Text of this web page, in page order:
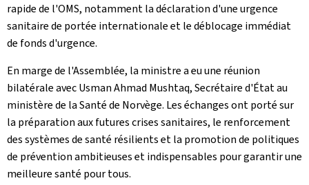
rapide de l'OMS, notamment la déclaration d'une urgence
sanitaire de portée internationale et le déblocage immédiat
de fonds d'urgence.
En marge de l'Assemblée, la ministre a eu une réunion
bilatérale avec Usman Ahmad Mushtaq, Secrétaire d'État au
ministère de la Santé de Norvège. Les échanges ont porté sur
la préparation aux futures crises sanitaires, le renforcement
des systèmes de santé résilients et la promotion de politiques
de prévention ambitieuses et indispensables pour garantir une
meilleure santé pour tous.